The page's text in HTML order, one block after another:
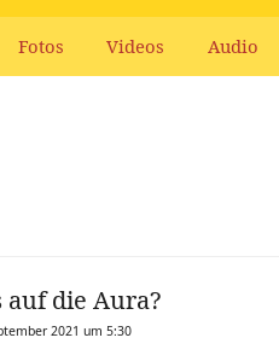
Fotos Videos Audio
die Aura?
2021 um 5:30